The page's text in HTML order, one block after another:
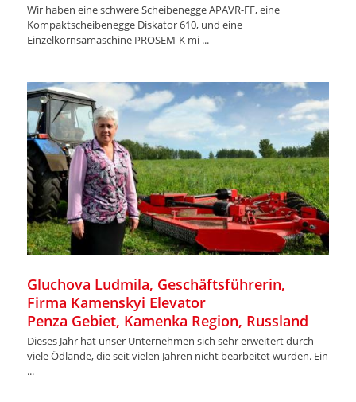
Wir haben eine schwere Scheibenegge APAVR-FF, eine
Kompaktscheibenegge Diskator 610, und eine
Einzelkornsämaschine PROSEM-K mi ...
Gluchova Ludmila, Geschäftsführerin,
Firma Kamenskyi Elevator
Penza Gebiet, Kamenka Region, Russland
Dieses Jahr hat unser Unternehmen sich sehr erweitert durch
viele Ödlande, die seit vielen Jahren nicht bearbeitet wurden. Ein
...